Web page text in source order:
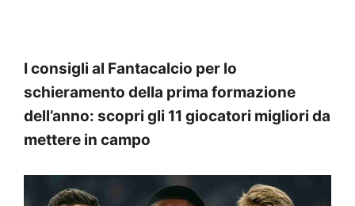
I consigli al Fantacalcio per lo
schieramento della prima formazione
dell’anno: scopri gli 11 giocatori migliori da
mettere in campo